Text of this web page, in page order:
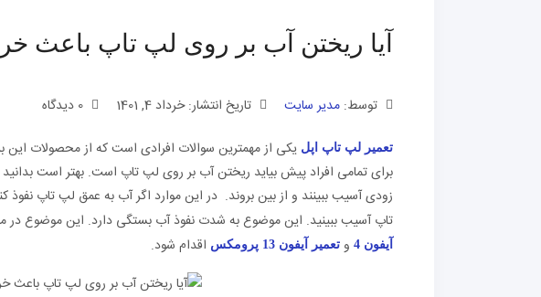
آیا ریختن آب بر روی لپ تاپ باعث
توسط: مدیر سایت تاریخ انتشار: خرداد 4, 1401
تعمیر لپ تاپ اپل یکی از مهمترین سوالات افرادی است که از محصولات
برای تمامی افراد پیش بیاید ریختن آب بر روی لپ تاپ است. بهتر است
زودی آسیب ببینند و از بین بروند. در این موارد اگر آب به عمق لپ تاپ
تاپ آسیب ببینید. این موضوع به شدت نفوذ آب بستگی دارد. این موضوع در
آیفون 4
و تعمیر آیفون 13 پرومکس اقدام شود.